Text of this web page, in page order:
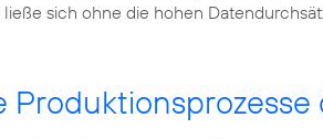
sich ohne die hohen